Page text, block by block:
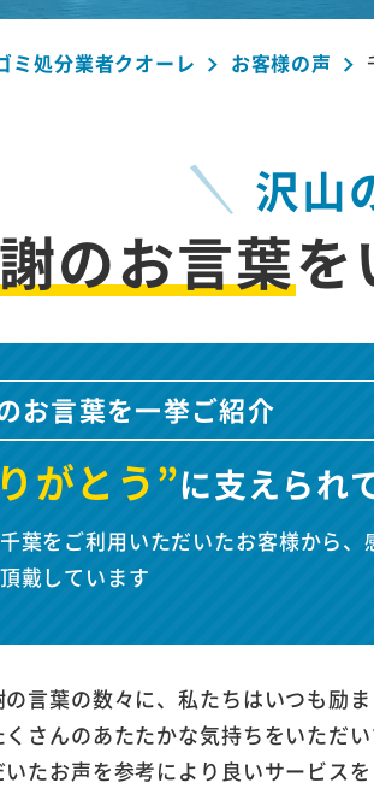
ミ処分業者クオーレ お客様の声
沢山
のお言葉を
お言葉を一挙ご紹介
がとう”に支えられ
葉をご利用いただいたお客様から、
戴しています
言葉の数々に、私たちはいつも励
さんのあたたかな気持ちをいただ
たお声を参考により良いサービス